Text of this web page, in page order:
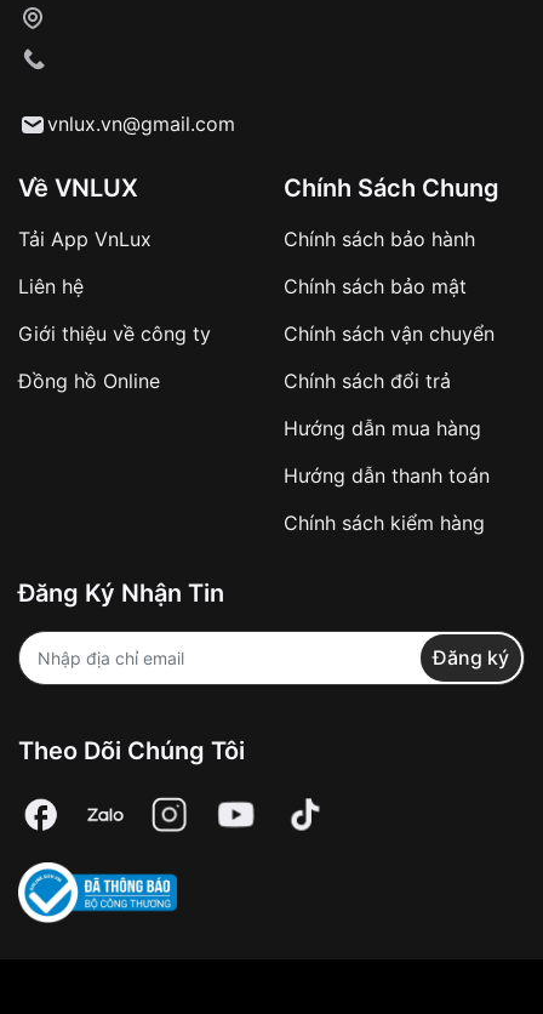
vnlux.vn@gmail.com
Về VNLUX
Tải App VnLux
Liên hệ
Giới thiệu về công ty
Đồng hồ Online
Chính Sách Chung
Chính sách bảo hành
Chính sách bảo mật
Chính sách vận chuyển
Chính sách đổi trả
Hướng dẫn mua hàng
Hướng dẫn thanh toán
Chính sách kiểm hàng
Đăng Ký Nhận Tin
Đăng ký
Theo Dõi Chúng Tôi